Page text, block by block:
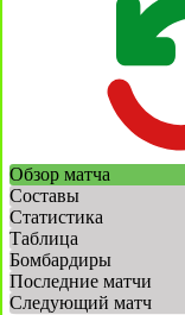
Обзор матча
Составы
Статистика
Таблица
Бомбардиры
Последние матчи
Следующий матч